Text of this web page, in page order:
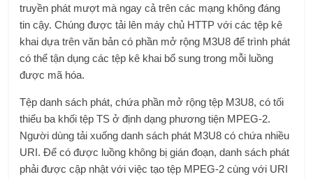
truyền phát mượt mà ngay cả trên các mạng không đáng
tin cậy. Chúng được tải lên máy chủ HTTP với các tệp kê
khai dựa trên văn bản có phần mở rộng M3U8 để trình phát
có thể tận dụng các tệp kê khai bổ sung trong mỗi luồng
được mã hóa.
Tệp danh sách phát, chứa phần mở rộng tệp M3U8, có tối
thiểu ba khối tệp TS ở định dạng phương tiện MPEG-2.
Người dùng tải xuống danh sách phát M3U8 có chứa nhiều
URI. Để có được luồng không bị gián đoạn, danh sách phát
phải được cập nhật với việc tạo tệp MPEG-2 cùng với URI